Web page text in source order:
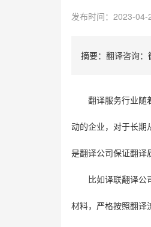
发布时间：2023-04-
摘要：翻译咨询
翻译服务行业随
动的企业，对于长期
是翻译公司保证翻译
比如译联翻译
材料，严格按照翻译